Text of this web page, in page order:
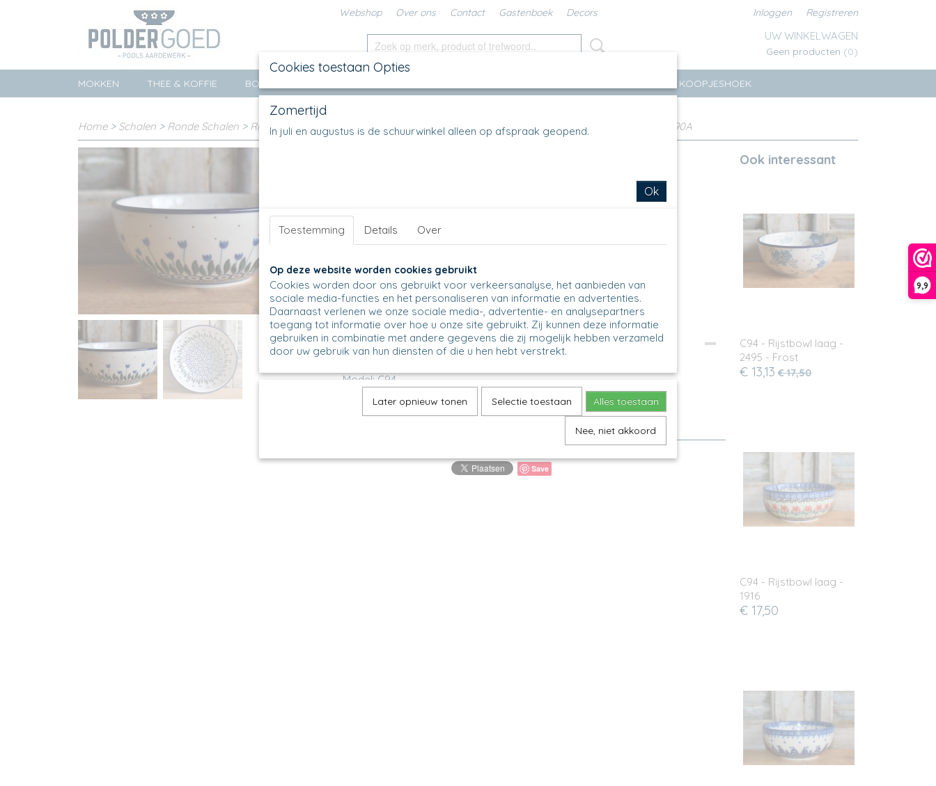
9,9
Webshop Over ons Contact Gastenboek Decors Inloggen Registreren
UW WINKELWAGEN
Geen producten (0)
MOKKEN THEE & KOFFIE BORDEN KOOPJESHOEK
Home> Schalen > Ronde Schalen > Rijstbowl & Bowl on foot >Rijstbowl overig>C94 Rijstbowl Laag>C94 - Rijstbowl laag - 490A
Aantal
IN WINKELWAGEN
Omschrijving
Rijstbowl laag
Model: C94
Decor: 490AX
Save
Ook interessant
C94 - Rijstbowl laag -
2495 - Frost
€ 13,13 € 17,50
C94 - Rijstbowl laag -
1916
€ 17,50
Cookies toestaan Opties
Zomertijd
In juli en augustus is de schuurwinkel alleen op afspraak geopend.
Ok
Toestemming Details Over
Op deze website worden cookies gebruikt
Cookies worden door ons gebruikt voor verkeersanalyse, het aanbieden van
sociale media-functies en het personaliseren van informatie en advertenties.
Daarnaast verlenen we onze sociale media-, advertentie- en analysepartners
toegang tot informatie over hoe u onze site gebruikt. Zij kunnen deze informatie
gebruiken in combinatie met andere gegevens die zij mogelijk hebben verzameld
door uw gebruik van hun diensten of die u hen hebt verstrekt.
Later opnieuw tonen Selectie toestaan Alles toestaan
Nee, niet akkoord